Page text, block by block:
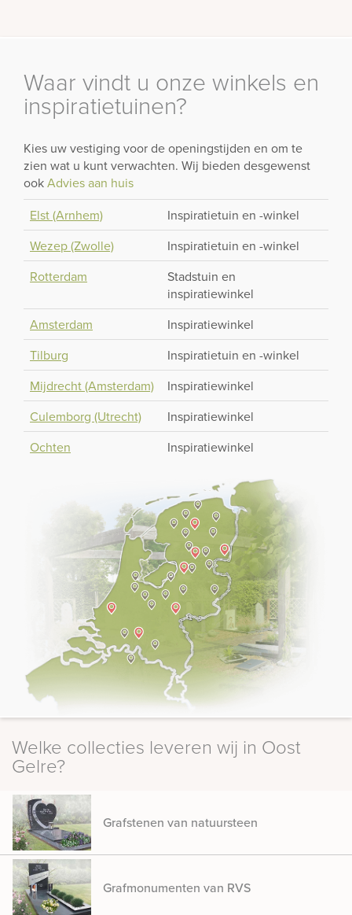
Waar vindt u onze winkels en
inspiratietuinen?
Kies uw vestiging voor de openingstijden en om te
zien wat u kunt verwachten. Wij bieden desgewenst
ookAdvies aan huis
Elst (Arnhem)
Inspiratietuin en -winkel
Wezep (Zwolle)
Inspiratietuin en -winkel
Rotterdam
Stadstuin en
inspiratiewinkel
Amsterdam
Inspiratiewinkel
Tilburg
Inspiratietuin en -winkel
Mijdrecht (Amsterdam)
Inspiratiewinkel
Culemborg (Utrecht)
Inspiratiewinkel
Ochten
Inspiratiewinkel
Welke collecties leveren wij in Oost
Gelre?
Grafstenen van natuursteen
Grafmonumenten van RVS